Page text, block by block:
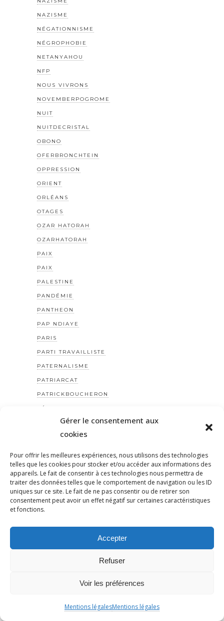
Gérer le consentement aux
cookies
Pour offrir les meilleures expériences, nous utilisons des technologies
telles que les cookies pour stocker et/ou accéder aux informations des
appareils. Le fait de consentir à ces technologies nous permettra de
traiter des données telles que le comportement de navigation ou les ID
uniques sur ce site. Le fait de ne pas consentir ou de retirer son
consentement peut avoir un effet négatif sur certaines caractéristiques
et fonctions.
Accepter
Refuser
Voir les préférences
Mentions légalesMentions légales
NAZISME
NÉGATIONNISME
NÉGROPHOBIE
NETANYAHOU
NFP
NOUS VIVRONS
NOVEMBERPOGROME
NUIT
NUITDECRISTAL
OBONO
OFERBRONCHTEIN
OPPRESSION
ORIENT
ORLÉANS
OTAGES
OZAR HATORAH
OZARHATORAH
PAIX
PAIX
PALESTINE
PANDÉMIE
PANTHEON
PAP NDIAYE
PARIS
PARTI TRAVAILLISTE
PATERNALISME
PATRIARCAT
PATRICKBOUCHERON
PÉDAGOGIE
PEINEDEMORT
PERILANTISÉMITE
PETAIN
PÉTITION
PÉTITIONYADAN
PHILIPPE MARLIÈRE
POGROMDENOVEMBRE
POLOGNE